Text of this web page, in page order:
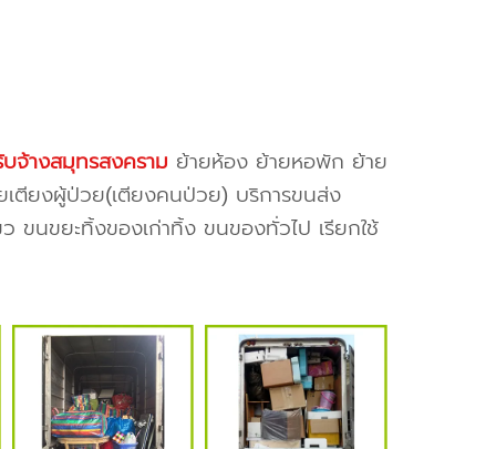
จ้างสมุทรสงคราม ย้ายห้อง ย้ายหอพัก ย้าย
ตียงผู้ป่วย(เตียงคนป่วย) บริการขนส่ง
นขยะทิ้งของเก่าทิ้ง ขนของทั่วไป เรียกใช้